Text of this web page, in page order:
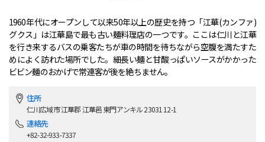
1960年代にオープンして以来50年以上の歴史を持つ「江華(カンファ)
グクス」は江華島で最も古い麺料理店の一つです。ここは仁川と江華
を行き来するバスの乗客たちが車の時間を待ちながら空腹を満たすた
めによく訪れた場所でした。細長い麺と甘酸っぱいソースがかかった
ビビン麺のおかげで常連客が後を絶ちません。
住所
仁川広域市 江華郡 江華邑 東門アンキル 23031 12-1
連絡先
+82-32-933-7337